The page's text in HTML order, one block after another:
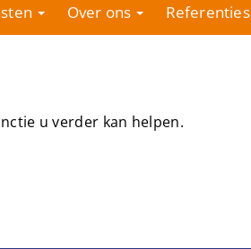
Over ons Referenties
u verder kan helpen.